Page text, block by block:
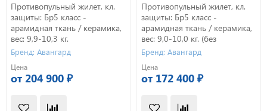
Противопульный жилет, кл.
защиты: Бр5 класс -
арамидная ткань / керамика,
вес: 9,9-10,3 кг.
Бренд: Авангард
Цена
от 204 900 ₽
Противопульный жилет, кл.
защиты: Бр5 класс -
арамидная ткань / керамика,
вес: 9,0-10,0 кг. (без
защитного фартука, ворота и
защиты плеч).
Бренд: Авангард
Цена
от 172 400 ₽